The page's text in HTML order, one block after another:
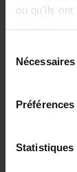
ou qu'ils ont
Nécessaires
Préférences
Statistiques